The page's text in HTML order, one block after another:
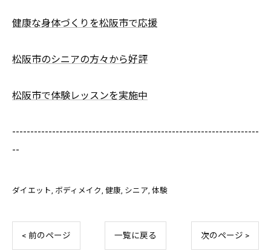
健康な身体づくりを松阪市で応援
松阪市のシニアの方々から好評
松阪市で体験レッスンを実施中
--------------------------------------------------------------------
--
ダイエット ボディメイク 健康 シニア 体験
< 前のページ 一覧に戻る 次のページ >